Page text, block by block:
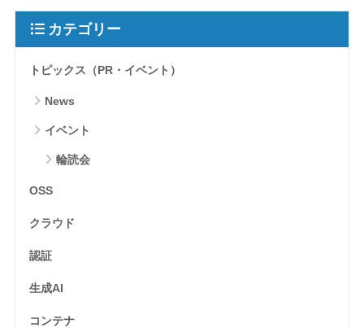
カテゴリー
トピックス（PR・イベント）
News
イベント
輪読会
OSS
クラウド
認証
生成AI
コンテナ